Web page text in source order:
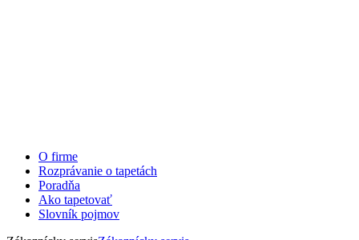
O firme
Rozprávanie o tapetách
Poradňa
Ako tapetovať
Slovník pojmov